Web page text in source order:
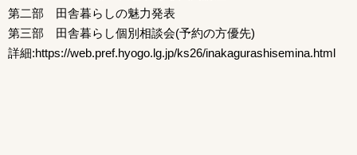
第二部 田舎暮らしの魅力発表
第三部 田舎暮らし個別相談会(予約の方優先)
詳細:https://web.pref.hyogo.lg.jp/ks26/inakagurashisemina.html